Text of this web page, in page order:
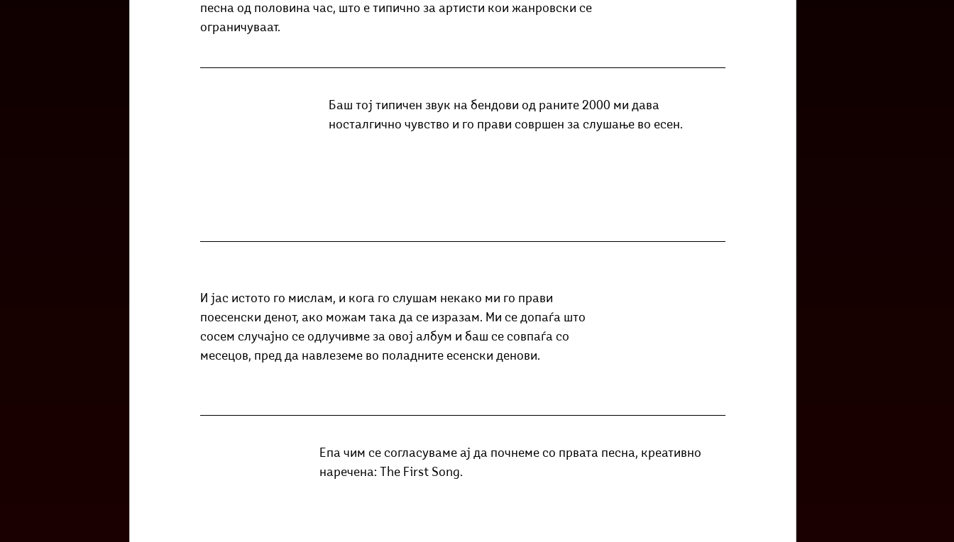
песна од половина час, што е типично за артисти кои жанровски се
ограничуваат.
Баш тој типичен звук на бендови од раните 2000 ми дава
носталгично чувство и го прави совршен за слушање во есен.
И јас истото го мислам, и кога го слушам некако ми го прави
поесенски денот, ако можам така да се изразам. Ми се допаѓа што
сосем случајно се одлучивме за овој албум и баш се совпаѓа со
месецов, пред да навлеземе во поладните есенски денови.
Епа чим се согласуваме ај да почнеме со првата песна, креативно
наречена: The First Song.